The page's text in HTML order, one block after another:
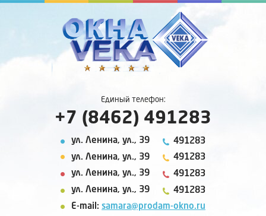
Единый телефон:
+7 (8462) 491283
ул. Ленина, ул., 39
491283
ул. Ленина, ул., 39
491283
ул. Ленина, ул., 39
491283
ул. Ленина, ул., 39
491283
E-mail: samara@prodam-okno.ru